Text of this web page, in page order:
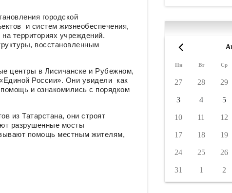
городской
и систем жизнеобеспечения,
территориях учреждений.
восстановленным
центры в Лисичанске и Рубежном,
России». Они увидели как
и ознакомились с порядком
из Татарстана, они строят
разрушенные мосты
помощь местным жителям,
Пн Вт Ср
27 28 29
3 4 5
10 11 12
17 18 19
24 25 26
31 1 2